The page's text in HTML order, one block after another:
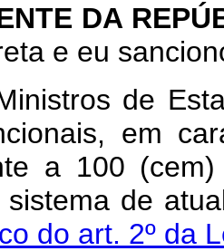
DA
e eu
de
em
a 100
sistema de
do art. 2º da